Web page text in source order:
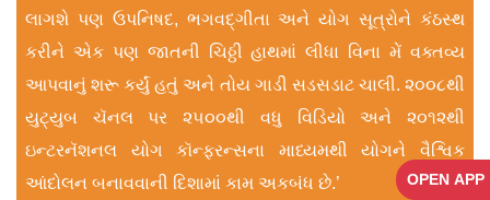
OPEN APP
લાગશે પણ ઉપનિષદ, ભગવદ્ગીતા અને યોગ સૂત્રોને કંઠસ્થ
કરીને એક પણ જાતની ચિઠ્ઠી હાથમાં લીધા વિના મેં વક્તવ્ય
આપવાનું શરૂ કર્યું હતું અને તોય ગાડી સડસડાટ ચાલી. ૨૦૦૮થી
યુટ્યુબ ચૅનલ પર ૨૫૦૦થી વધુ વિડિયો અને ૨૦૧૨થી
ઇન્ટરનૅશનલ યોગ કૉન્ફરન્સના માધ્યમથી યોગને વૈશ્વિક
આંદોલન બનાવવાની દિશામાં કામ અકબંધ છે.’